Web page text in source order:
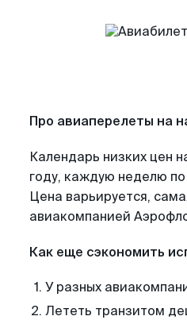
Про авиаперелеты на
Календарь низких цен
году, каждую неделю
Цена варьируется,
авиакомпанией
Как еще сэкономить
У разных
Лететь транзитом